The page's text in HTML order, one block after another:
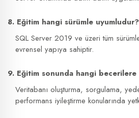
8. Eğitim hangi sürümle uyumludur?
SQL Server 2019 ve üzeri tüm
evrensel yapıya sahiptir.
9. Eğitim sonunda hangi
Veritabanı oluşturma, sorgulama,
performans iyileştirme konularında